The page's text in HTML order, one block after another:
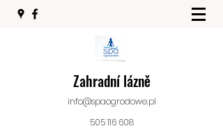
Zahradní lázně
info@spaogrodowe.pl
505 116 608